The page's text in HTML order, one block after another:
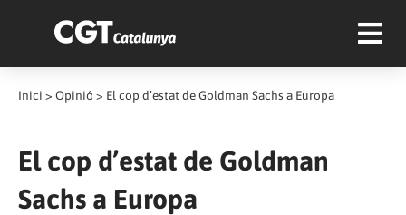
Inici > Opinió > El cop d’estat de Goldman Sachs a Europa
El cop d’estat de Goldman
Sachs a Europa